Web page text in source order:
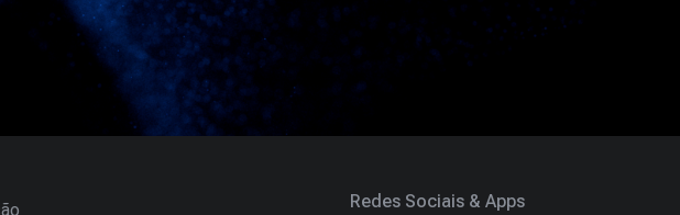
Redes Sociais & Apps